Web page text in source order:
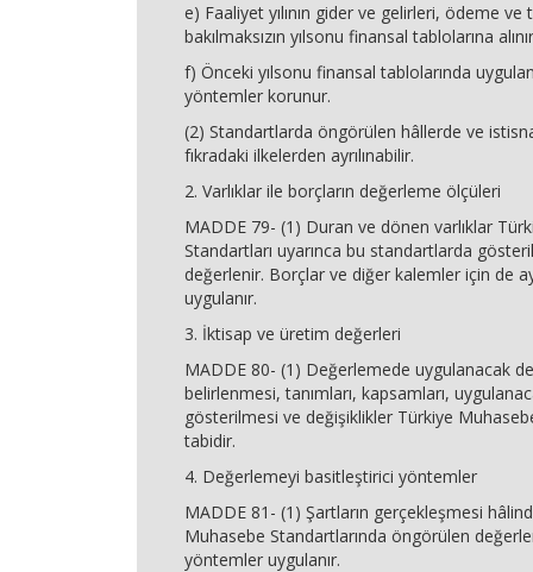
e) Faaliyet yılının gider ve gelirleri, ödeme
bakılmaksızın yılsonu finansal tablolarına
f) Önceki yılsonu finansal tablolarında
yöntemler korunur.
(2) Standartlarda öngörülen hâllerde ve
fıkradaki ilkelerden ayrılınabilir.
2. Varlıklar ile borçların değerleme ölçüleri
MADDE 79- (1) Duran ve dönen varlıklar
Standartları uyarınca bu standartlarda
değerlenir. Borçlar ve diğer kalemler için de
uygulanır.
3. İktisap ve üretim değerleri
MADDE 80- (1) Değerlemede uygulanacak
belirlenmesi, tanımları, kapsamları,
gösterilmesi ve değişiklikler Türkiye
tabidir.
4. Değerlemeyi basitleştirici yöntemler
MADDE 81- (1) Şartların gerçekleşmesi
Muhasebe Standartlarında öngörülen
yöntemler uygulanır.